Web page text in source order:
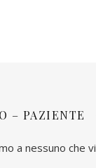
– PAZIENTE
a nessuno che vi